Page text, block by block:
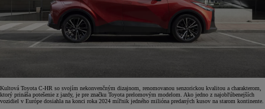
Kultová Toyota C-HR so svojím nekonvenčným dizajnom, renomovanou senzorickou kvalitou a charakterom,
ktorý prináša potešenie z jazdy, je pre značku Toyota prelomovým modelom. Ako jedno z najobľúbenejších
vozidiel v Európe dosiahla na konci roka 2024 míľnik jedného milióna predaných kusov na starom kontinente.